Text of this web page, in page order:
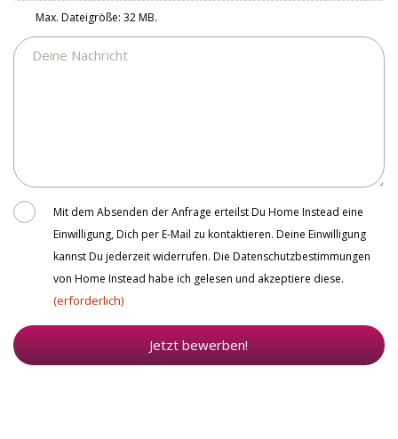
Max. Dateigröße: 32 MB.
Nachricht
ConsentMit dem Absenden der Anfrage erteilst Du Home Instead eine
Einwilligung, Dich per E-Mail zu kontaktieren. Deine Einwilligung
kannst Du jederzeit widerrufen. Die Datenschutzbestimmungen
von Home Instead habe ich gelesen und akzeptiere diese.
(erforderlich)
Jetzt bewerben!